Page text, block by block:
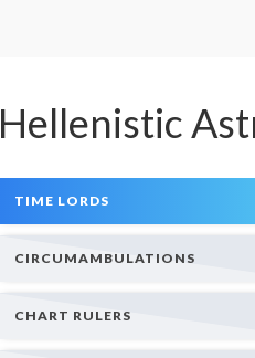
Hellenistic
TIME LORDS
CIRCUMAMBULATIONS
CHART RULERS